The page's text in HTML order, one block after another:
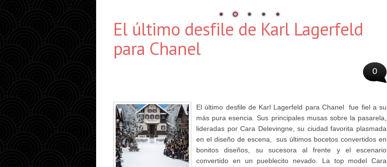
El último desfile de Karl Lagerfeld
para Chanel
0
El último desfile de Karl Lagerfeld para Chanel fue fiel a su
más pura esencia. Sus principales musas sobre la pasarela,
lideradas por Cara Delevingne, su ciudad favorita plasmada
en el diseño de escena, sus últimos bocetos convertidos en
bonitos diseños, su sucesora al frente y el escenario
convertido en un pueblecito nevado. La top model Cara